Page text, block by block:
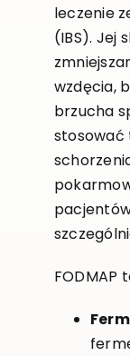
leczenie
(IBS). Jej
wzdęcia,
brzucha
stosować
FODMAP